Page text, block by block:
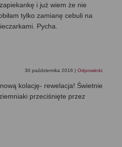
i już wiem że nie
tylko zamianę cebuli na
Pycha.
30 października 2016 | Odpowiedz
kolację- rewelacja! Świetnie
przeciśnięte przez